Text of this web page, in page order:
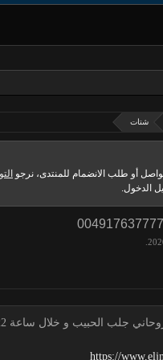
شتات
أو طلب الانضمام للمنتدى، نرجو
الدخول.
جلب الحبيب و خلال ساعة 00491634511222 لجلب الحبيب
https://